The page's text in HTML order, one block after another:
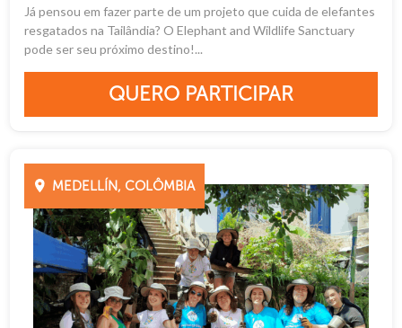
Já pensou em fazer parte de um projeto que cuida de elefantes
resgatados na Tailândia? O Elephant and Wildlife Sanctuary
pode ser seu próximo destino!...
QUERO PARTICIPAR
MEDELLÍN, COLÔMBIA